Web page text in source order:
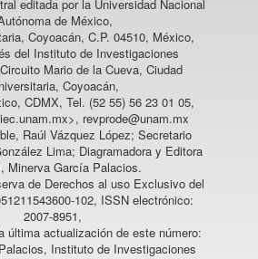
editada por la Universidad Nacional
de México,
Coyoacán, C.P. 04510, México,
del Instituto de Investigaciones
Mario de la Cueva, Ciudad
Coyoacán,
CDMX, Tel. (52 55) 56 23 01 05,
revprode@unam.mx
Raúl Vázquez López; Secretario
Lima; Diagramadora y Editora
Minerva García Palacios.
de Derechos al uso Exclusivo del
102, ISSN electrónico:
2007-8951,
última actualización de este número:
Instituto de Investigaciones